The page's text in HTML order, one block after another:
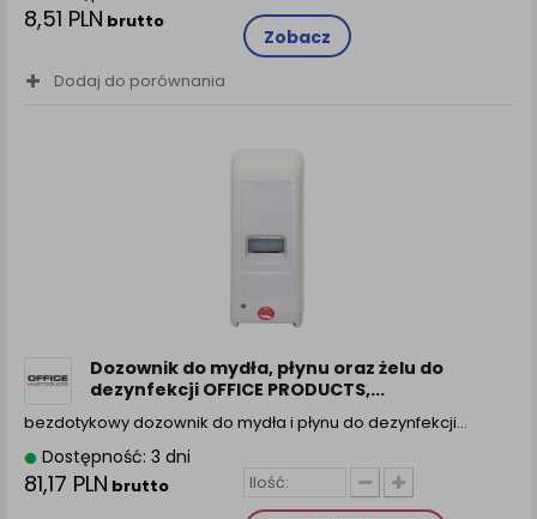
8,51 PLN brutto
Zobacz
Dodaj do porównania
Dozownik do mydła, płynu oraz żelu do
dezynfekcji OFFICE PRODUCTS,...
bezdotykowy dozownik do mydła i płynu do dezynfekcji…
Dostępność: 3 dni
81,17 PLN brutto